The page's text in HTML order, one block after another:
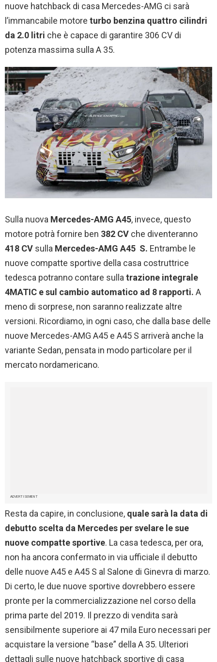
nuove hatchback di casa Mercedes-AMG ci sarà
l’immancabile motore turbo benzina quattro cilindri
da 2.0 litri che è capace di garantire 306 CV di
potenza massima sulla A 35.
Sulla nuova Mercedes-AMG A45, invece, questo
motore potrà fornire ben 382 CV che diventeranno
418 CV sulla Mercedes-AMG A45 S. Entrambe le
nuove compatte sportive della casa costruttrice
tedesca potranno contare sulla trazione integrale
4MATIC e sul cambio automatico ad 8 rapporti. A
meno di sorprese, non saranno realizzate altre
versioni. Ricordiamo, in ogni caso, che dalla base delle
nuove Mercedes-AMG A45 e A45 S arriverà anche la
variante Sedan, pensata in modo particolare per il
mercato nordamericano.
ADVERTISEMENT
Resta da capire, in conclusione, quale sarà la data di
debutto scelta da Mercedes per svelare le sue
nuove compatte sportive. La casa tedesca, per ora,
non ha ancora confermato in via ufficiale il debutto
delle nuove A45 e A45 S al Salone di Ginevra di marzo.
Di certo, le due nuove sportive dovrebbero essere
pronte per la commercializzazione nel corso della
prima parte del 2019. Il prezzo di vendita sarà
sensibilmente superiore ai 47 mila Euro necessari per
acquistare la versione “base” della A 35. Ulteriori
dettagli sulle nuove hatchback sportive di casa